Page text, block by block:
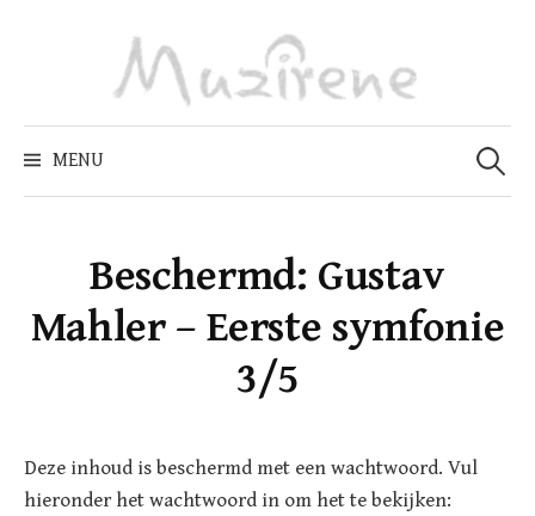
MENU
Zoeken
naar:
Beschermd: Gustav
Mahler – Eerste symfonie
3/5
Deze inhoud is beschermd met een wachtwoord. Vul
hieronder het wachtwoord in om het te bekijken: